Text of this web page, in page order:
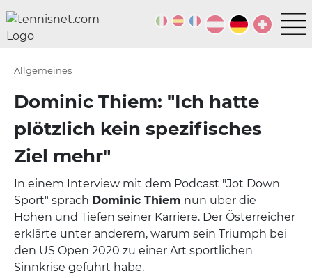
Allgemeines
Dominic Thiem: "Ich hatte
plötzlich kein spezifisches
Ziel mehr"
In einem Interview mit dem Podcast "Jot Down
Sport" sprach Dominic Thiem nun über die
Höhen und Tiefen seiner Karriere. Der Österreicher
erklärte unter anderem, warum sein Triumph bei
den US Open 2020 zu einer Art sportlichen
Sinnkrise geführt habe.